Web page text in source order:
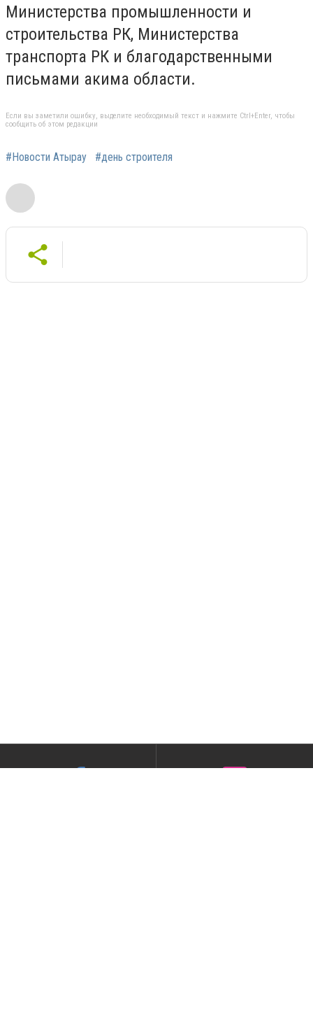
Министерства промышленности и
строительства РК, Министерства
транспорта РК и благодарственными
письмами акима области.
Если вы заметили ошибку, выделите необходимый текст и нажмите Ctrl+Enter, чтобы
сообщить об этом редакции
#Новости Атырау #день строителя